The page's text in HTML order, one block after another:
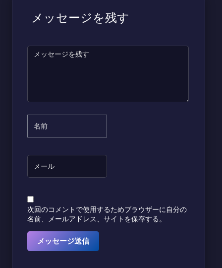
メッセージを残す
次回のコメントで使用するためブラウザーに自分の
名前、メールアドレス、サイトを保存する。